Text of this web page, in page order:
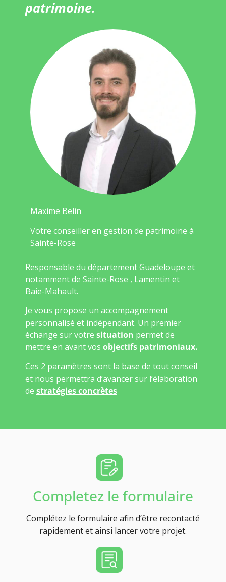
patrimoine.
Maxime Belin
Votre conseiller en gestion de patrimoine à
Sainte-Rose
Responsable du département Guadeloupe et
notamment de Sainte-Rose , Lamentin et
Baie-Mahault.
Je vous propose un accompagnement
personnalisé et indépendant. Un premier
échange sur votre situation permet de
mettre en avant vos objectifs patrimoniaux.
Ces 2 paramètres sont la base de tout conseil
et nous permettra d’avancer sur l’élaboration
de stratégies concrètes
Completez le formulaire
Complétez le formulaire afin d’être recontacté
rapidement et ainsi lancer votre projet.